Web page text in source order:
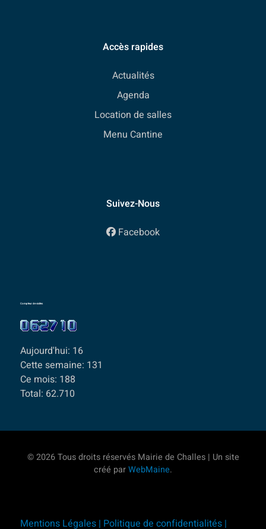
Accès rapides
Actualités
Agenda
Location de salles
Menu Cantine
Suivez-Nous
Facebook
Compteur de visites
Aujourd'hui: 16
Cette semaine: 131
Ce mois: 188
Total: 62.710
© 2026 Tous droits réservés Mairie de Challes | Un site
créé parWebMaine.
Mentions Légales | Politique de confidentialités |